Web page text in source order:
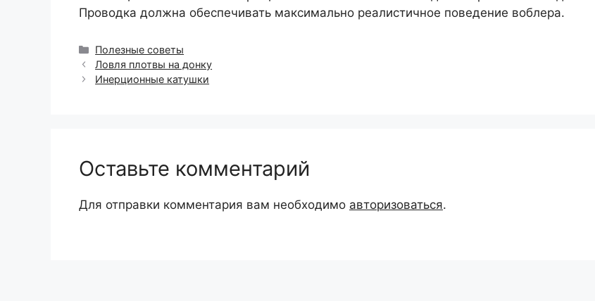
Проводка должна обеспечивать максимально реалистичное поведение воблера.
Рубрики
Полезные советы
Ловля плотвы на донку
Инерционные катушки
Оставьте комментарий
Для отправки комментария вам необходимо авторизоваться.